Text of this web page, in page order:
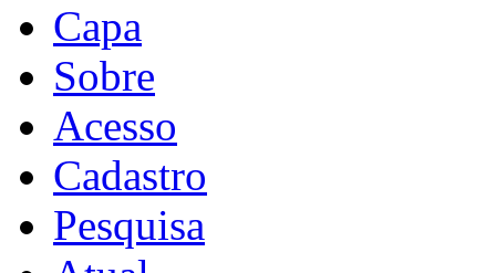
Capa
Sobre
Acesso
Cadastro
Pesquisa